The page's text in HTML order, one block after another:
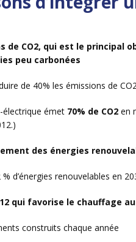
de CO2, qui est le
peu carbonées
de 40% les émissions de
émet 70% de CO2 en
des énergies
d’énergies renouvelables en
qui favorise le chauffage
construits chaque année